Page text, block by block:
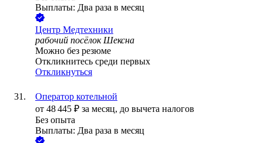
Выплаты: Два раза в месяц
Центр Медтехники
рабочий посёлок Шексна
Можно без резюме
Откликнитесь среди первых
Откликнуться
Оператор котельной
от 48 445 ₽ за месяц, до вычета налогов
Без опыта
Выплаты: Два раза в месяц